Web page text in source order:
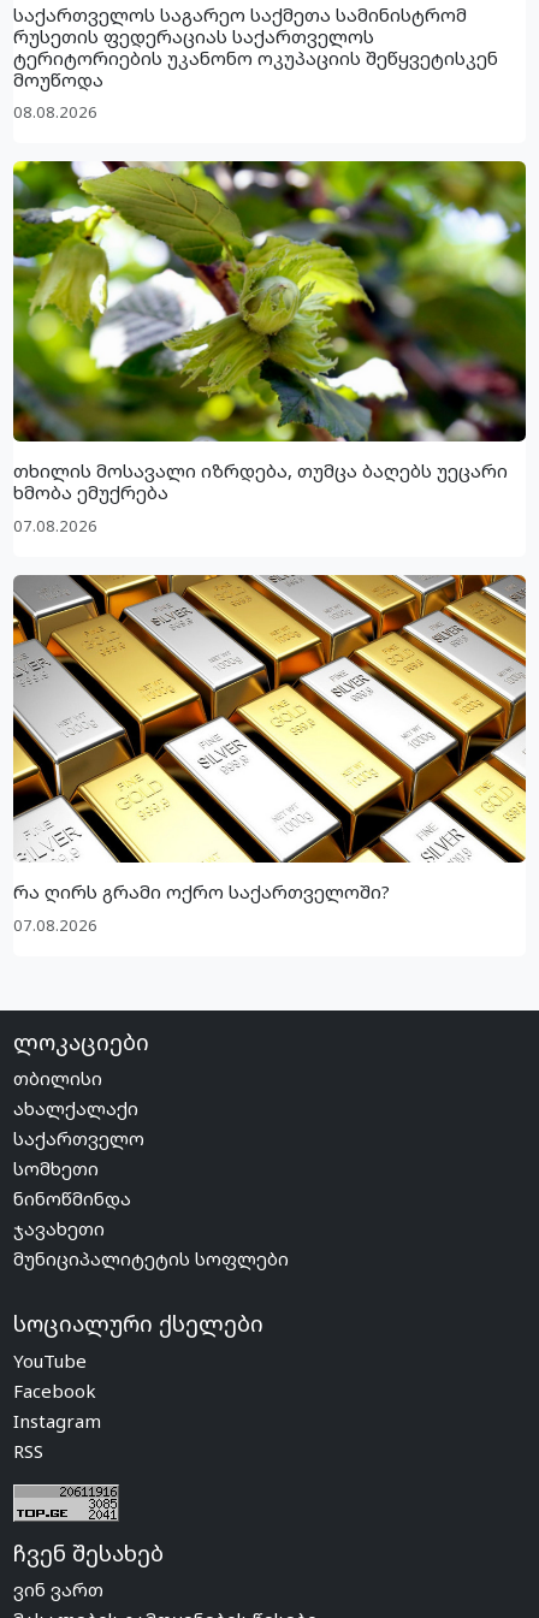
საქართველოს საგარეო საქმეთა სამინისტრომ
რუსეთის ფედერაციას საქართველოს
ტერიტორიების უკანონო ოკუპაციის შეწყვეტისკენ
მოუწოდა
08.08.2026
თხილის მოსავალი იზრდება, თუმცა ბაღებს უეცარი
ხმობა ემუქრება
07.08.2026
რა ღირს გრამი ოქრო საქართველოში?
07.08.2026
ლოკაციები
თბილისი
ახალქალაქი
საქართველო
სომხეთი
ნინოწმინდა
ჯავახეთი
მუნიციპალიტეტის სოფლები
სოციალური ქსელები
YouTube
Facebook
Instagram
RSS
ჩვენ შესახებ
ვინ ვართ